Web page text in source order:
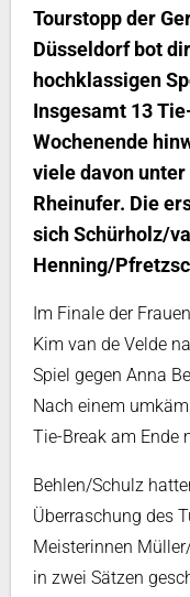
Tourstopp der
Düsseldorf bot
hochklassigen
Insgesamt 13
Wochenende
viele davon
Rheinufer. Die
sich Schürholz/
Henning/
Im Finale der
Kim van de Velde
Spiel gegen Anna
Nach einem
Tie-Break am Ende
Behlen/Schulz
Überraschung des
Meisterinnen
in zwei Sätzen